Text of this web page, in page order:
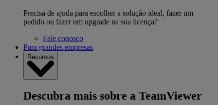
Precisa de ajuda para escolher a solução ideal, fazer um
pedido ou fazer um upgrade na sua licença?
Fale conosco
Para grandes empresas
Recursos
Descubra mais sobre a TeamViewer